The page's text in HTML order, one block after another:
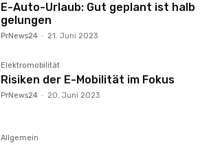
E-Auto-Urlaub: Gut geplant ist halb
gelungen
PrNews24 - 21. Juni 2023
Elektromobilität
Risiken der E-Mobilität im Fokus
PrNews24 - 20. Juni 2023
Allgemein